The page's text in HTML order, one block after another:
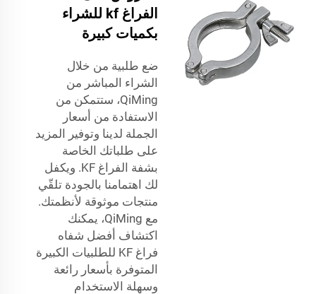
الفراغ kf للشراء
بكميات كبيرة
ضع طلبية من خلال
الشراء المباشر من
QiMing، ستتمكن من
الاستفادة من أسعار
الجملة لدينا وتوفير المزيد
على طلباتك الخاصة
بشفة الفراغ KF. ويكفل
لك اهتمامنا بالجودة تلقّي
منتجات موثوقة لأنظمتك.
مع QiMing، يمكنك
اكتشاف أفضل شفاه
فراغ KF للطلبيات الكبيرة
المتوفرة بأسعار رائعة
وسهلة الاستخدام